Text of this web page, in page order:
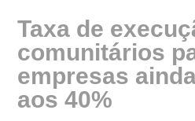
Taxa de
comunitários
empresas
aos 40%